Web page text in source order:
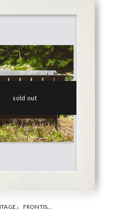
sold out
『AMERICAN VINTAGE』 FRONTISTAR 焚き火台 フラット